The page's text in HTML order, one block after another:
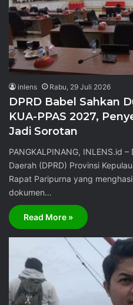
inlens Rabu, 29 Juli 2026
DPRD Babel Sahkan
KUA-PPAS 2027,
Jadi Sorotan
PANGKALPINANG, INLENS.id
Daerah (DPRD) Provinsi
Rapat Paripurna yang
dokumen…
Read More »